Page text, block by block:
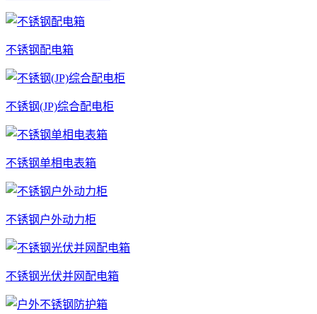
不锈钢配电箱
不锈钢(JP)综合配电柜
不锈钢单相电表箱
不锈钢户外动力柜
不锈钢光伏并网配电箱